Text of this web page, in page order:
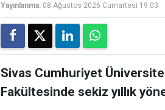
Yayınlanma: 08 Ağustos 2026 Cumartesi 19:03
Sivas Cumhuriyet
Fakültesinde sekiz yıllık